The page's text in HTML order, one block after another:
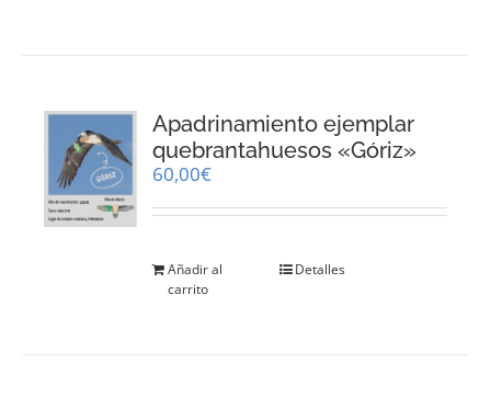
Apadrinamiento ejemplar
quebrantahuesos «Góriz»
60,00€
Añadir al
carrito
Detalles